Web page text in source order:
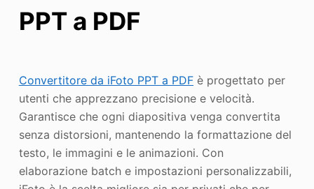
PPT a PDF
Convertitore da iFoto PPT a PDFè progettato per
utenti che apprezzano precisione e velocità.
Garantisce che ogni diapositiva venga convertita
senza distorsioni, mantenendo la formattazione del
testo, le immagini e le animazioni. Con
elaborazione batch e impostazioni personalizzabili,